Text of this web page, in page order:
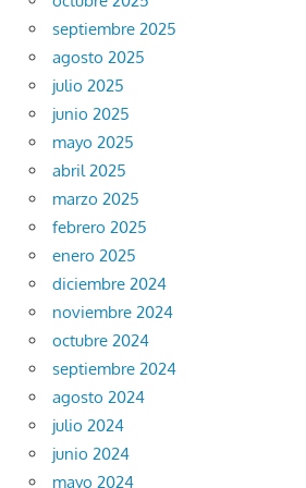
septiembre 2025
agosto 2025
julio 2025
junio 2025
mayo 2025
abril 2025
marzo 2025
febrero 2025
enero 2025
diciembre 2024
noviembre 2024
octubre 2024
septiembre 2024
agosto 2024
julio 2024
junio 2024
mayo 2024